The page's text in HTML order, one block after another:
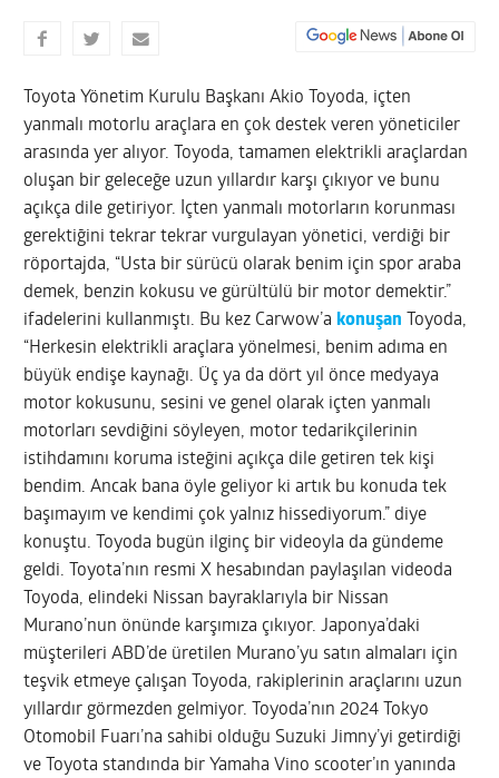
Toyota Yönetim Kurulu Başkanı Akio Toyoda, içten
yanmalı motorlu araçlara en çok destek veren yöneticiler
arasında yer alıyor. Toyoda, tamamen elektrikli araçlardan
oluşan bir geleceğe uzun yıllardır karşı çıkıyor ve bunu
açıkça dile getiriyor. İçten yanmalı motorların korunması
gerektiğini tekrar tekrar vurgulayan yönetici, verdiği bir
röportajda, “Usta bir sürücü olarak benim için spor araba
demek, benzin kokusu ve gürültülü bir motor demektir.”
ifadelerini kullanmıştı. Bu kez Carwow’a konuşan Toyoda,
“Herkesin elektrikli araçlara yönelmesi, benim adıma en
büyük endişe kaynağı. Üç ya da dört yıl önce medyaya
motor kokusunu, sesini ve genel olarak içten yanmalı
motorları sevdiğini söyleyen, motor tedarikçilerinin
istihdamını koruma isteğini açıkça dile getiren tek kişi
bendim. Ancak bana öyle geliyor ki artık bu konuda tek
başımayım ve kendimi çok yalnız hissediyorum.” diye
konuştu. Toyoda bugün ilginç bir videoyla da gündeme
geldi. Toyota’nın resmi X hesabından paylaşılan videoda
Toyoda, elindeki Nissan bayraklarıyla bir Nissan
Murano’nun önünde karşımıza çıkıyor. Japonya’daki
müşterileri ABD’de üretilen Murano’yu satın almaları için
teşvik etmeye çalışan Toyoda, rakiplerinin araçlarını uzun
yıllardır görmezden gelmiyor. Toyoda’nın 2024 Tokyo
Otomobil Fuarı’na sahibi olduğu Suzuki Jimny’yi getirdiği
ve Toyota standında bir Yamaha Vino scooter’ın yanında